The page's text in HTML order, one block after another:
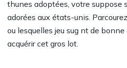
thunes adoptées, votre suppose
adorées aux états-unis.
ou lesquelles jeu sug nt de
acquérir cet gros lot.